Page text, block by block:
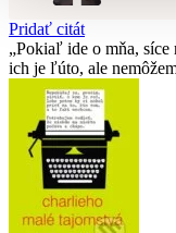
Pridať citát
Pokiaľ ide o mňa, síce
ich je ľúto, ale